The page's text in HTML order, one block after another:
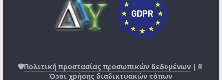
🛡️Πολιτική προστασίας προσωπικών δεδομένων |📄
Όροι χρήσης διαδικτυακών τόπων